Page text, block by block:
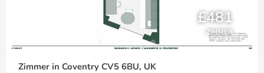
£481
ZIMMER
Zimmer in Coventry CV5 6BU, UK